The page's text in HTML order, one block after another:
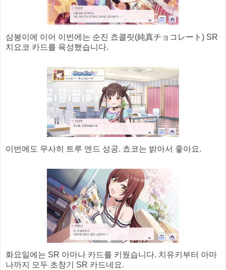
삼봉이에 이어 이번에는 순진 쵸콜릿(純真チョコレート) SR
치요코 카드를 육성했습니다.
이번에도 무사히 트루 엔드 성공. 쵸코는 밝아서 좋아요.
화요일에는 SR 아마나 카드를 키웠습니다. 치유키부터 아마
나까지 모두 초창기 SR 카드네요.